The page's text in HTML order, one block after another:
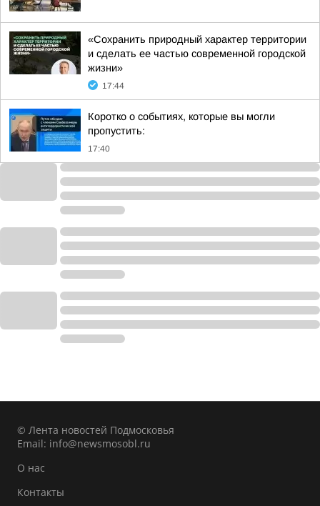
«Сохранить природный характер территории
и сделать ее частью современной городской
жизни»
17:44
Коротко о событиях, которые вы могли
пропустить:
17:40
© Лента новостей Подмосковья
Email: info@newsmosobl.ru
О нас
Контакты